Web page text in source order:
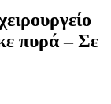
πυρά – Σε